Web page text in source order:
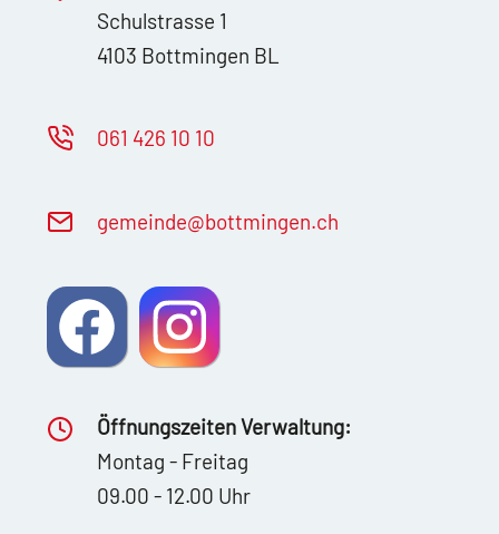
Schulstrasse 1
4103 Bottmingen BL
061 426 10 10
g m nd b ttm ng n ch
Öffnungszeiten Verwaltung:
Montag - Freitag
09.00 - 12.00 Uhr